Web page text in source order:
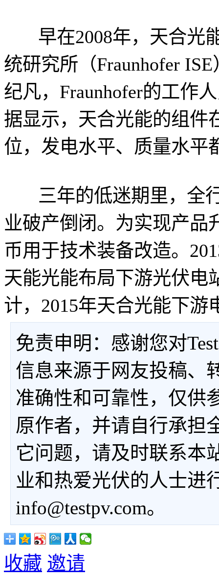
早在2008年，天合光
统研究所（Fraunhofer
纪凡，Fraunhofer的工作
据显示，天合光能的组件
位，发电水平、质量水平
三年的低迷期里，全
业破产倒闭。为实现产品
币用于技术装备改造。
天能光能布局下游光伏电
计，2015年天合光能下游
免责申明：感谢您对
信息来源于网友投稿、
准确性和可靠性，仅供
原作者，并请自行承担
它问题，请及时联系本
业和热爱光伏的人士进
info@testpv.com。
收藏 邀请